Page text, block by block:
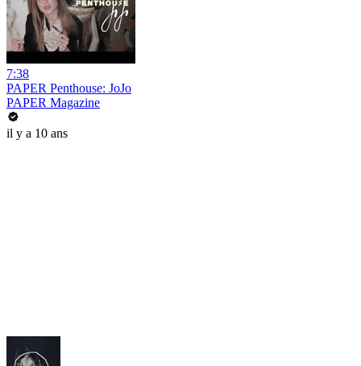
7:38
PAPER Penthouse: JoJo
PAPER Magazine
il y a 10 ans